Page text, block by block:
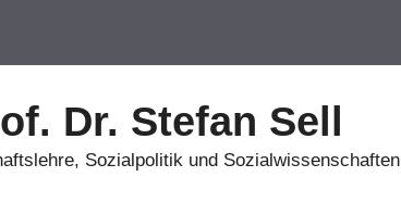
Dr. Stefan Sell
Sozialpolitik und Sozialwissenschaften